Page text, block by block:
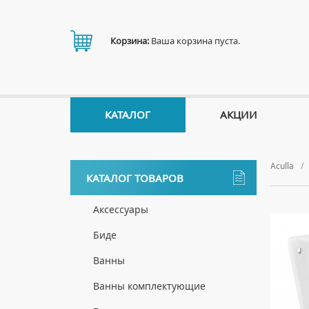
Aculla
КАТАЛОГ ТОВАРОВ
Аксессуары
ДЕРЖАТЕЛИ
Биде
НАПОЛЬНЫЕ БИДЕ
Ванны
АКРИЛОВЫЕ ВАННЫ
Ванны комплектующие
Корзина: Ваша корзина пуста.
КАТАЛОГ АКЦИИ